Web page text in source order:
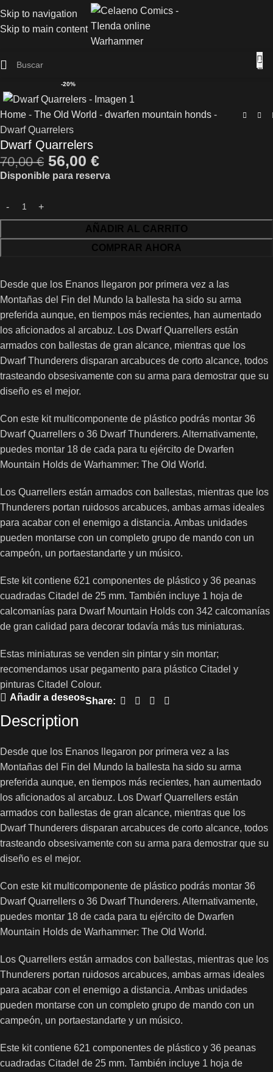
Skip to navigation
Skip to main content
-20%
Home - The Old World - dwarfen mountain honds -
Dwarf Quarrelers
Dwarf Quarrelers
70,00€ 56,00 €
Disponible para reserva
AÑADIR AL CARRITO
COMPRAR AHORA
Desde que los Enanos llegaron por primera vez a las
Montañas del Fin del Mundo la ballesta ha sido su arma
preferida aunque, en tiempos más recientes, han aumentado
los aficionados al arcabuz. Los Dwarf Quarrellers están
armados con ballestas de gran alcance, mientras que los
Dwarf Thunderers disparan arcabuces de corto alcance, todos
trasteando obsesivamente con su arma para demostrar que su
diseño es el mejor.
Con este kit multicomponente de plástico podrás montar 36
Dwarf Quarrellers o 36 Dwarf Thunderers. Alternativamente,
puedes montar 18 de cada para tu ejército de Dwarfen
Mountain Holds de Warhammer: The Old World.
Los Quarrellers están armados con ballestas, mientras que los
Thunderers portan ruidosos arcabuces, ambas armas ideales
para acabar con el enemigo a distancia. Ambas unidades
pueden montarse con un completo grupo de mando con un
campeón, un portaestandarte y un músico.
Este kit contiene 621 componentes de plástico y 36 peanas
cuadradas Citadel de 25 mm. También incluye 1 hoja de
calcomanías para Dwarf Mountain Holds con 342 calcomanías
de gran calidad para decorar todavía más tus miniaturas.
Estas miniaturas se venden sin pintar y sin montar;
recomendamos usar pegamento para plástico Citadel y
pinturas Citadel Colour.
Añadir a deseosShare:
Description
Desde que los Enanos llegaron por primera vez a las
Montañas del Fin del Mundo la ballesta ha sido su arma
preferida aunque, en tiempos más recientes, han aumentado
los aficionados al arcabuz. Los Dwarf Quarrellers están
armados con ballestas de gran alcance, mientras que los
Dwarf Thunderers disparan arcabuces de corto alcance, todos
trasteando obsesivamente con su arma para demostrar que su
diseño es el mejor.
Con este kit multicomponente de plástico podrás montar 36
Dwarf Quarrellers o 36 Dwarf Thunderers. Alternativamente,
puedes montar 18 de cada para tu ejército de Dwarfen
Mountain Holds de Warhammer: The Old World.
Los Quarrellers están armados con ballestas, mientras que los
Thunderers portan ruidosos arcabuces, ambas armas ideales
para acabar con el enemigo a distancia. Ambas unidades
pueden montarse con un completo grupo de mando con un
campeón, un portaestandarte y un músico.
Este kit contiene 621 componentes de plástico y 36 peanas
cuadradas Citadel de 25 mm. También incluye 1 hoja de